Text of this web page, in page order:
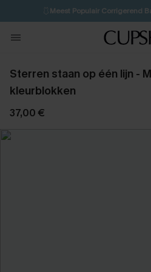
🩱Meest Populair Corrigerend
💌Abonneer je & ontvang
Koop 3, krijg 15%
Sterren staan op één lijn -
kleurblokken
37,00 €